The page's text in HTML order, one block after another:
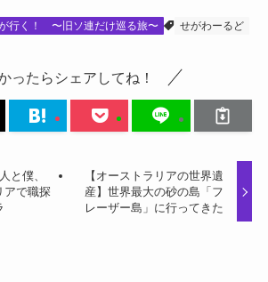
行く！ 〜旧ソ連だけ巡る旅〜 せがわーるど
ったらシェアしてね！
と僕、
アで職探
【オーストラリアの世界遺
産】世界最大の砂の島「フ
レーザー島」に行ってきた